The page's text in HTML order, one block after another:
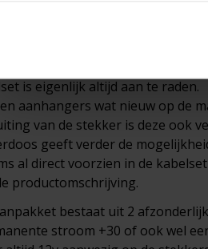
downloaden in de
13 polige kabelset?
is eigenlijk altijd aan te raden.
aanhangers wat nieuw op de
van de stekker is deze ook
geeft verder de
al direct voorzien in de
productomschrijving.
bestaat uit 2
stroom +30 of ook wel